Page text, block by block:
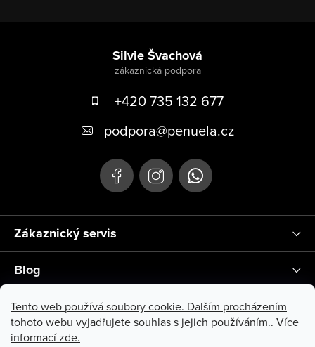
Tento web používá soubory cookie. Dalším procházením
tohoto webu vyjadřujete souhlas s jejich používáním.. Více
informacízde.
Silvie Švachová
+420 735 132 677
podpora@penuela.cz
Zákaznický servis
Blog
Instagram